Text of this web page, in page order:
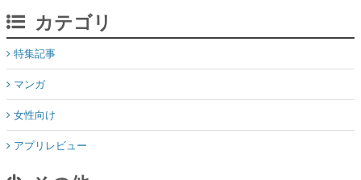
マンガ
女性向け
アプリレビュー
その他
電ファミニコゲーマーとは？